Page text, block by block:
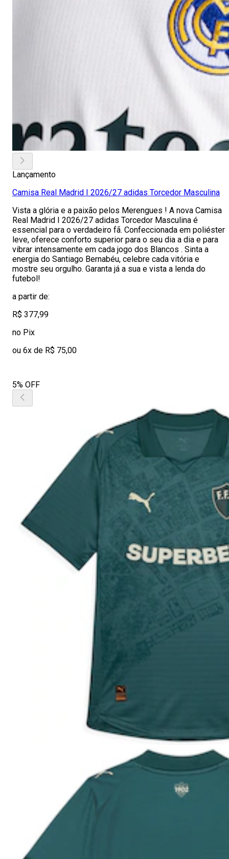
Lançamento
Camisa Real Madrid I 2026/27 adidas Torcedor Masculina
Vista a glória e a paixão pelos Merengues ! A nova Camisa
Real Madrid I 2026/27 adidas Torcedor Masculina é
essencial para o verdadeiro fã. Confeccionada em poliéster
leve, oferece conforto superior para o seu dia a dia e para
vibrar intensamente em cada jogo dos Blancos . Sinta a
energia do Santiago Bernabéu, celebre cada vitória e
mostre seu orgulho. Garanta já a sua e vista a lenda do
futebol!
a partir de:
R$ 377,99
no Pix
ou 6x de R$ 75,00
5% OFF